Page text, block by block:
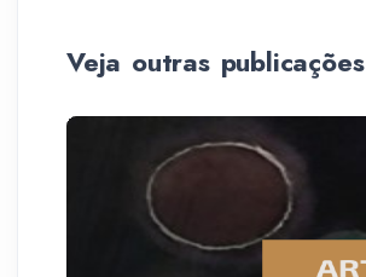
Veja outras publicações